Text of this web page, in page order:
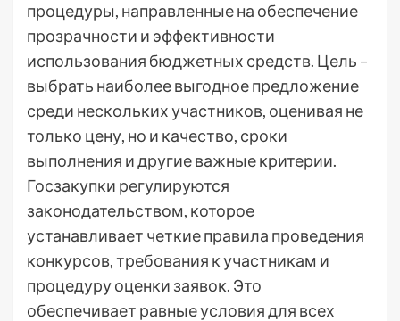
процедуры, направленные на обеспечение
прозрачности и эффективности
использования бюджетных средств. Цель –
выбрать наиболее выгодное предложение
среди нескольких участников, оценивая не
только цену, но и качество, сроки
выполнения и другие важные критерии.
Госзакупки регулируются
законодательством, которое
устанавливает четкие правила проведения
конкурсов, требования к участникам и
процедуру оценки заявок. Это
обеспечивает равные условия для всех